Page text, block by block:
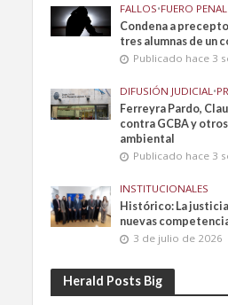
FALLOS•FUERO PENAL
Condena a
tres alumnas de un
Publicado hace 3
DIFUSIÓN JUDICIAL•
Ferreyra Pardo,
contra GCBA y
ambiental
Publicado hace 3
INSTITUCIONALES
Histórico: La
nuevas
3 de julio de 2026
Herald Posts Big